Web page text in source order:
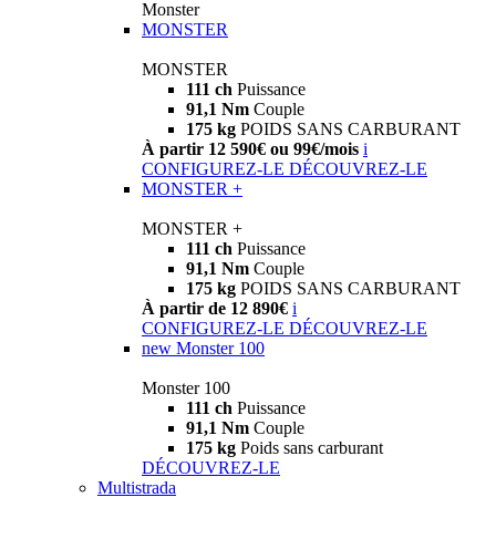
Monster
MONSTER
MONSTER
111 ch Puissance
91,1 Nm Couple
175 kg POIDS SANS CARBURANT
À partir 12 590€ ou 99€/mois i
CONFIGUREZ-LE DÉCOUVREZ-LE
MONSTER +
MONSTER +
111 ch Puissance
91,1 Nm Couple
175 kg POIDS SANS CARBURANT
À partir de 12 890€ i
CONFIGUREZ-LE DÉCOUVREZ-LE
new Monster 100
Monster 100
111 ch Puissance
91,1 Nm Couple
175 kg Poids sans carburant
DÉCOUVREZ-LE
Multistrada